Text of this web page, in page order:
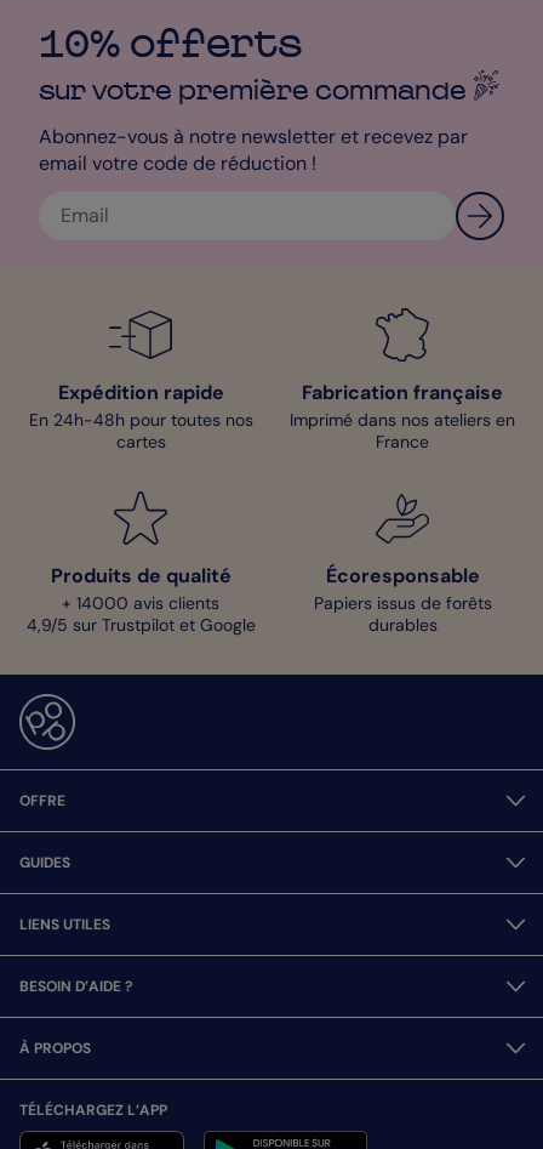
10% offerts
sur votre première commande
Abonnez-vous à notre newsletter et recevez par
email votre code de réduction !
Expédition rapide
En 24h-48h pour toutes nos
cartes
Fabrication française
Imprimé dans nos ateliers en
France
Produits de qualité
+ 14000 avis clients
4,9/5 sur Trustpilot et Google
Écoresponsable
Papiers issus de forêts
durables
OFFRE
GUIDES
LIENS UTILES
BESOIN D’AIDE ?
À PROPOS
TÉLÉCHARGEZ L’APP